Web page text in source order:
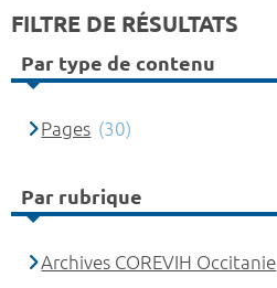
FILTRE DE RÉSULTATS
Par type de contenu
Pages (30)
Par rubrique
Archives COREVIH Occitanie